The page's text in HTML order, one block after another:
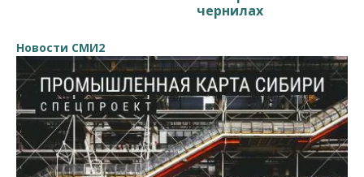
чернилах
Новости СМИ2